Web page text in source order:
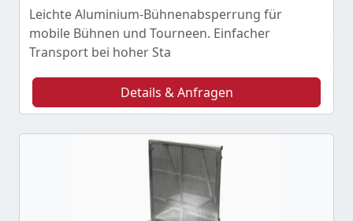
Leichte Aluminium-Bühnenabsperrung für
mobile Bühnen und Tourneen. Einfacher
Transport bei hoher Sta
Details & Anfragen